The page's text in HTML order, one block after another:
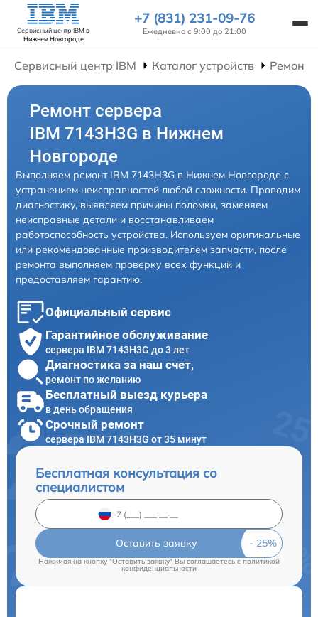
Сервисный центр IBM в
Нижнем Новгороде
+7 (831) 231-09-76
Ежедневно с 9:00 до 21:00
Сервисный центр IBM Каталог устройств Ремонт
Ремонт сервера
IBM 7143H3G в Нижнем
Новгороде
Выполняем ремонт IBM 7143H3G в Нижнем Новгороде с
устранением неисправностей любой сложности. Проводим
диагностику, выявляем причины поломки, заменяем
неисправные детали и восстанавливаем
работоспособность устройства. Используем оригинальные
или рекомендованные производителем запчасти, после
ремонта выполняем проверку всех функций и
предоставляем гарантию.
Официальный сервис
Гарантийное обслуживание
сервера IBM 7143H3G до 3 лет
Диагностика за наш счет,
ремонт по желанию
Бесплатный выезд курьера
в день обращения
Срочный ремонт
сервера IBM 7143H3G от 35 минут
Бесплатная консультация со
специалистом
Оставить заявку
Нажимая на кнопку "Оставить заявку" Вы соглашаетесь c политикой
конфиденциальности